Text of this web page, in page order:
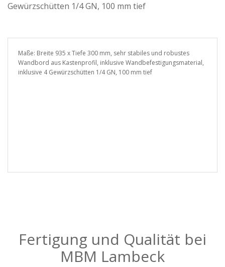
Gewürzschütten 1/4 GN, 100 mm tief
Maße: Breite 935 x Tiefe 300 mm, sehr stabiles und robustes
Wandbord aus Kastenprofil, inklusive Wandbefestigungsmaterial,
inklusive 4 Gewürzschütten 1/4 GN, 100 mm tief
Fertigung und Qualität bei
MBM Lambeck